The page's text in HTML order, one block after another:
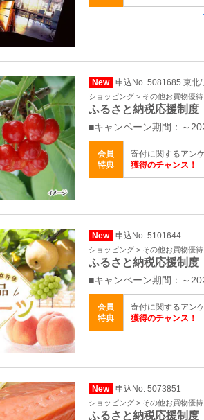
New 申込No. 5081685 東北/
ショッピング > その他お買物優待
ふるさと納税応援制度
■キャンペーン期間：～
会員
特典
寄付に関するアン
獲得のチャンス！
New 申込No. 5101644
ショッピング > その他お買物優待
ふるさと納税応援制度
■キャンペーン期間：～
会員
特典
寄付に関するアン
獲得のチャンス！
New 申込No. 5073851
ショッピング > その他お買物優待
ふるさと納税応援制度